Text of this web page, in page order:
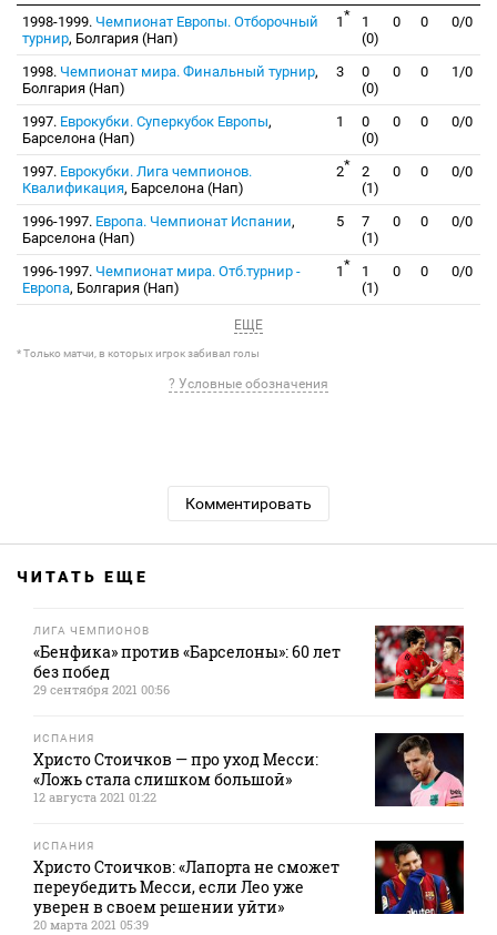
1998-1999. Чемпионат Европы. Отборочный
турнир, Болгария (Нап)
1*
1
(0)
0 0 0/0
1998. Чемпионат мира. Финальный турнир,
Болгария (Нап)
3
0
(0)
0 0 1/0
1997. Еврокубки. Суперкубок Европы,
Барселона (Нап)
1
0
(0)
0 0 0/0
1997. Еврокубки. Лига чемпионов.
Квалификация, Барселона (Нап)
2*
2
(1)
0 0 0/0
1996-1997. Европа. Чемпионат Испании,
Барселона (Нап)
5
7
(1)
0 0 0/0
1996-1997. Чемпионат мира. Отб.турнир -
Европа, Болгария (Нап)
1*
1
(1)
0 0 0/0
ЕЩЕ
* Только матчи, в которых игрок забивал голы
? Условные обозначения
Комментировать
ЧИТАТЬ ЕЩЕ
ЛИГА ЧЕМПИОНОВ
«Бенфика» против «Барселоны»: 60 лет
без побед
29 сентября 2021 00:56
ИСПАНИЯ
Христо Стоичков — про уход Месси:
«Ложь стала слишком большой»
12 августа 2021 01:22
ИСПАНИЯ
Христо Стоичков: «Лапорта не сможет
переубедить Месси, если Лео уже
уверен в своем решении уйти»
20 марта 2021 05:39